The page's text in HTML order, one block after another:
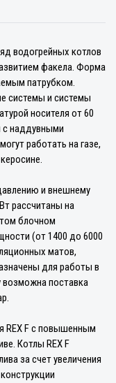
водогрейных котлов
факела. Форма
патрубком.
системы и системы
носителя от 60
с наддувными
работать на газе,
и внешнему
рассчитаны на
блочном
(от 1400 до 6000
матов,
для работы в
возможна поставка
REX F с повышенным
Котлы REX F
за счет увеличения